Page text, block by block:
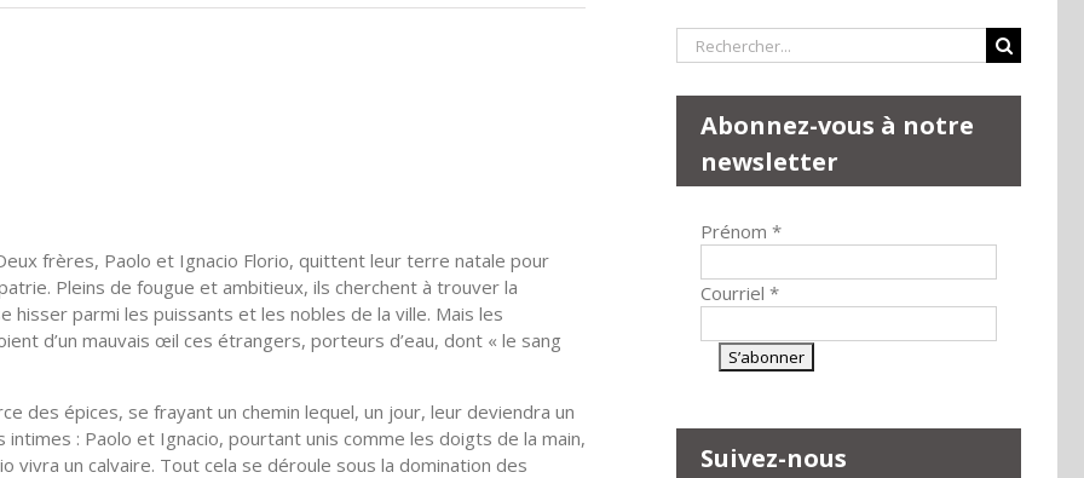
frères, Paolo et Ignacio Florio, quittent leur terre natale pour
Pleins de fougue et ambitieux, ils cherchent à trouver la
parmi les puissants et les nobles de la ville. Mais les
d’un mauvais œil ces étrangers, porteurs d’eau, dont « le sang
des épices, se frayant un chemin lequel, un jour, leur deviendra un
: Paolo et Ignacio, pourtant unis comme les doigts de la main,
vivra un calvaire. Tout cela se déroule sous la domination des
Rechercher:
Abonnez-vous à notre
newsletter
Prénom *
Courriel *
Suivez-nous